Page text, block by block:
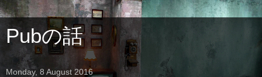
Pubの話
Monday, 8 August 2016